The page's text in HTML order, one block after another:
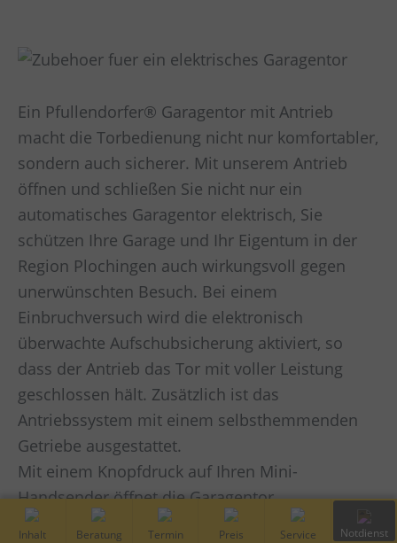
Ein Pfullendorfer® Garagentor mit Antrieb
macht die Torbedienung nicht nur komfortabler,
sondern auch sicherer. Mit unserem Antrieb
öffnen und schließen Sie nicht nur ein
automatisches Garagentor elektrisch, Sie
schützen Ihre Garage und Ihr Eigentum in der
Region Plochingen auch wirkungsvoll gegen
unerwünschten Besuch. Bei einem
Einbruchversuch wird die elektronisch
überwachte Aufschubsicherung aktiviert, so
dass der Antrieb das Tor mit voller Leistung
geschlossen hält. Zusätzlich ist das
Antriebssystem mit einem selbsthemmenden
Getriebe ausgestattet.
Mit einem Knopfdruck auf Ihren Mini-
Handsender öffnet die Garagentor
Fernbedienung schnell und leise Ihr
Inhalt Kostenfreie Vor-Ort Preis Service